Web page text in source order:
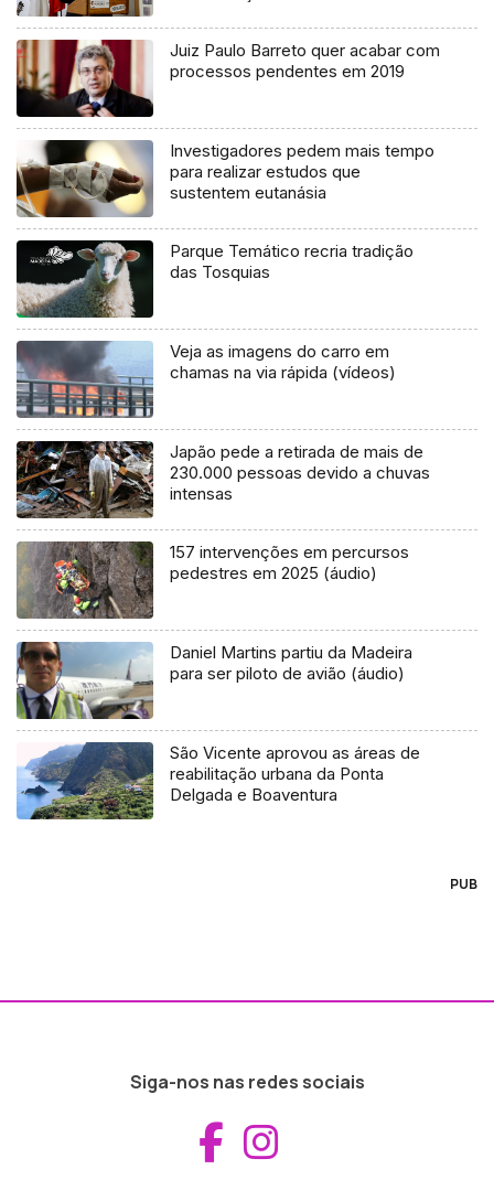
Juiz Paulo Barreto quer acabar com
processos pendentes em 2019
Investigadores pedem mais tempo
para realizar estudos que
sustentem eutanásia
Parque Temático recria tradição
das Tosquias
Veja as imagens do carro em
chamas na via rápida (vídeos)
Japão pede a retirada de mais de
230.000 pessoas devido a chuvas
intensas
157 intervenções em percursos
pedestres em 2025 (áudio)
Daniel Martins partiu da Madeira
para ser piloto de avião (áudio)
São Vicente aprovou as áreas de
reabilitação urbana da Ponta
Delgada e Boaventura
PUB
Siga-nos nas redes sociais
Aceder ao